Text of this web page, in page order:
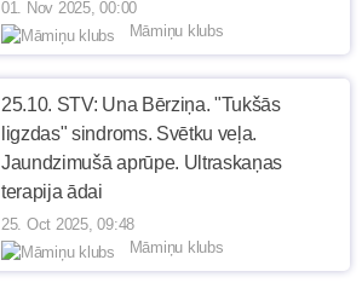
01. Nov 2025, 00:00
Māmiņu klubs
25.10. STV: Una Bērziņa. "Tukšās
ligzdas" sindroms. Svētku veļa.
Jaundzimušā aprūpe. Ultraskaņas
terapija ādai
25. Oct 2025, 09:48
Māmiņu klubs